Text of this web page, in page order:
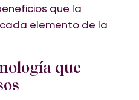
que la
elemento de la
que